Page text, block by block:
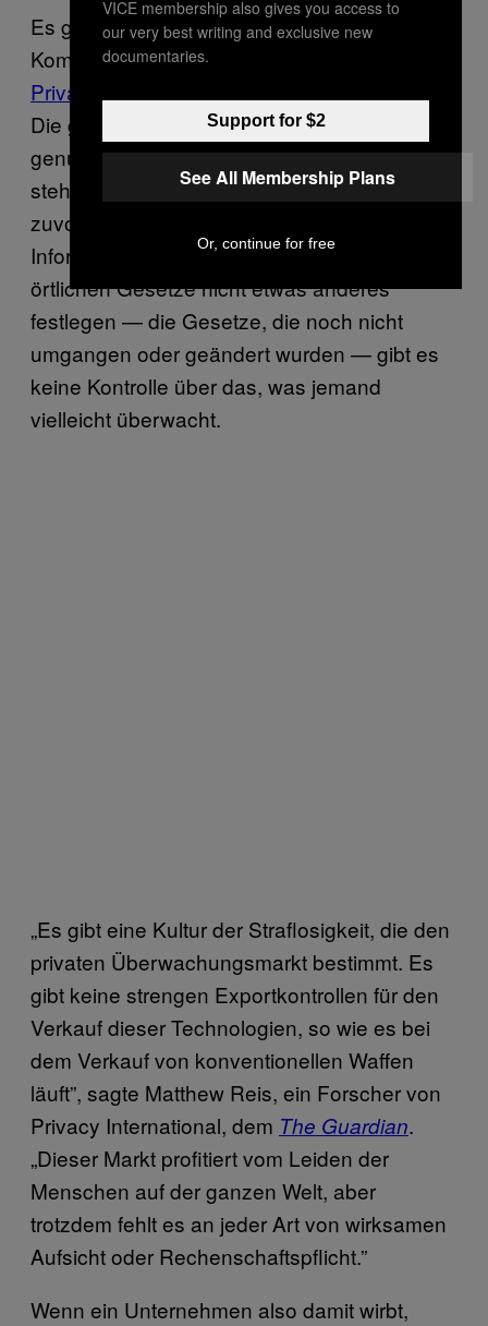
Es gibt einen sehr guten Grund, dass die UN-
Kommissarin, Anfang des Jahres,
Privatsphäre ein Menschenrecht
Die großen Werkzeuge, die Menschen mit
genug Geld und Netzzugang zur Verfügung
stehen, sind wesentlich besser als jemals
zuvor geeignet, um Zugriff auf private
Informationen zu finden. Und wenn die
örtlichen Gesetze nicht etwas anderes
festlegen — die Gesetze, die noch nicht
umgangen oder geändert wurden — gibt es
keine Kontrolle über das, was jemand
vielleicht überwacht.
„Es gibt eine Kultur der Straflosigkeit, die den
privaten Überwachungsmarkt bestimmt. Es
gibt keine strengen Exportkontrollen für den
Verkauf dieser Technologien, so wie es bei
dem Verkauf von konventionellen Waffen
läuft”, sagte Matthew Reis, ein Forscher von
Privacy International, dem The Guardian.
„Dieser Markt profitiert vom Leiden der
Menschen auf der ganzen Welt, aber
trotzdem fehlt es an jeder Art von wirksamen
Aufsicht oder Rechenschaftspflicht.”
Wenn ein Unternehmen also damit wirbt,
VICE membership also gives you access to
our very best writing and exclusive new
documentaries.
Support for $2
See All Membership Plans
Or, continue for free